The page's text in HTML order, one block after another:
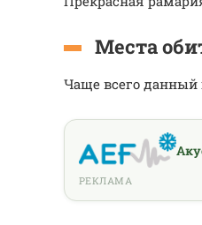
Места
Чаще всего данный
РЕКЛАМА